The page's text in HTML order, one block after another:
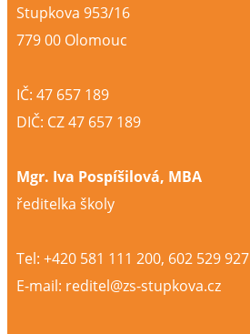
Stupkova 953/16
779 00 Olomouc
IČ: 47 657 189
DIČ: CZ 47 657 189
Mgr. Iva Pospíšilová, MBA
ředitelka školy
Tel: +420 581 111 200, 602 529 927
E-mail: reditel@zs-stupkova.cz